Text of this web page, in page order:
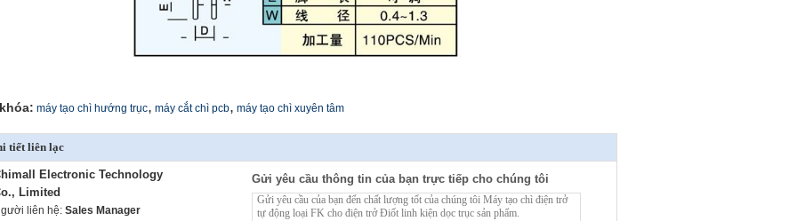
máy tạo chì hướng trục, máy cắt chì pcb, máy tạo chì xuyên tâm
tiết liên lạc
Electronic Technology
Limited
liên hệ: Sales Manager
Gửi yêu cầu thông tin của bạn trực tiếp cho chúng tôi